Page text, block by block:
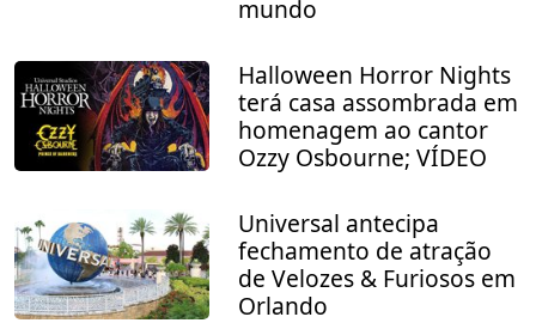
mundo
Halloween Horror Nights
terá casa assombrada em
homenagem ao cantor
Ozzy Osbourne; VÍDEO
Universal antecipa
fechamento de atração
de Velozes & Furiosos em
Orlando